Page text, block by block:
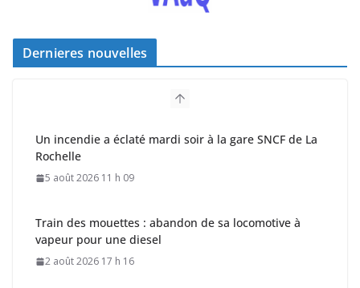
Dernieres nouvelles
Un incendie a éclaté mardi soir à la gare SNCF de La
Rochelle
5 août 2026 11 h 09
Train des mouettes : abandon de sa locomotive à
vapeur pour une diesel
2 août 2026 17 h 16